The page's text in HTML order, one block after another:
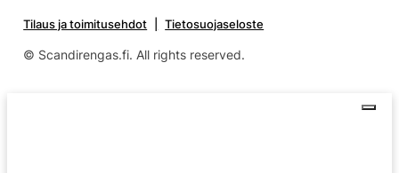
Tilaus ja toimitusehdot Tietosuojaseloste
© Scandirengas.fi. All rights reserved.